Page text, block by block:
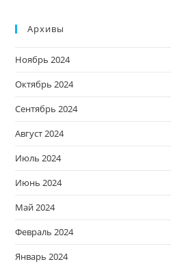
Архивы
Ноябрь 2024
Октябрь 2024
Сентябрь 2024
Август 2024
Июль 2024
Июнь 2024
Май 2024
Февраль 2024
Январь 2024